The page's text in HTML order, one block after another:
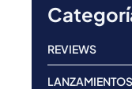
REVIEWS
LANZAMIENTOS